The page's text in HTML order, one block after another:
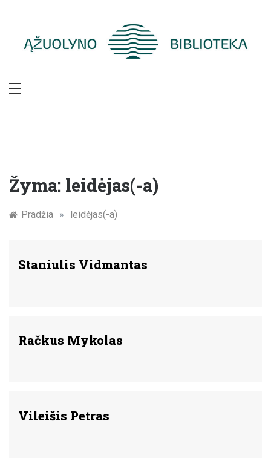
Žymūs Kauno
Žyma: leidėjas(-a)
Pradžia » leidėjas(-a)
Staniulis Vidmantas
Račkus Mykolas
Vileišis Petras